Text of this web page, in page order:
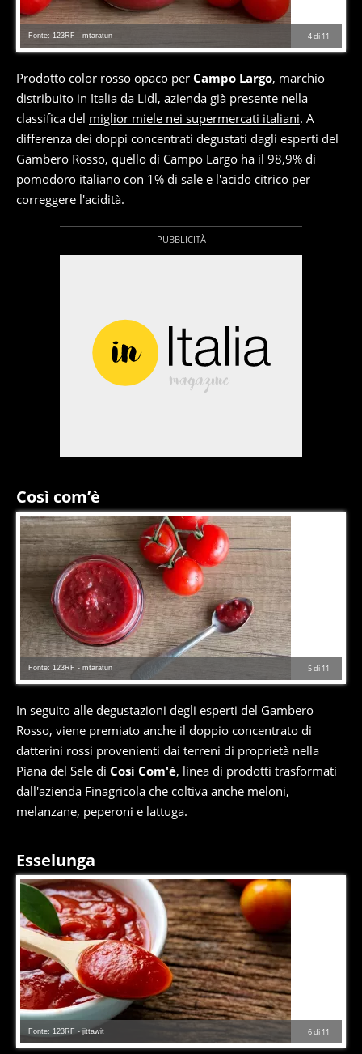
4di 11
Fonte: 123RF - mtaratun
Prodotto color rosso opaco per Campo Largo, marchio
distribuito in Italia da Lidl, azienda già presente nella
classifica del miglior miele nei supermercati italiani. A
differenza dei doppi concentrati degustati dagli esperti del
Gambero Rosso, quello di Campo Largo ha il 98,9% di
pomodoro italiano con 1% di sale e l'acido citrico per
correggere l'acidità.
Così com’è
5di 11
Fonte: 123RF - mtaratun
In seguito alle degustazioni degli esperti del Gambero
Rosso, viene premiato anche il doppio concentrato di
datterini rossi provenienti dai terreni di proprietà nella
Piana del Sele di Così Com'è, linea di prodotti trasformati
dall'azienda Finagricola che coltiva anche meloni,
melanzane, peperoni e lattuga.
Esselunga
6di 11
Fonte: 123RF - jittawit